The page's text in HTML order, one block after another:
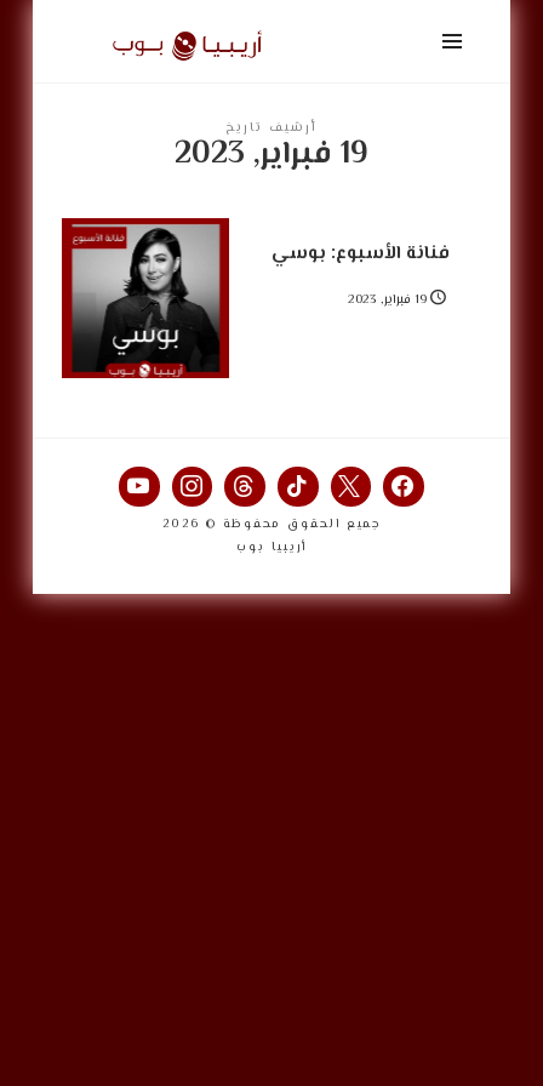
أريبيا
بوب
ArabiaPopأرشيف تاريخ
19 فبراير, 2023
فنانة الأسبوع: بوسي
19 فبراير, 2023
جميع الحقوق محفوظة © 2026
أريبيا بوب